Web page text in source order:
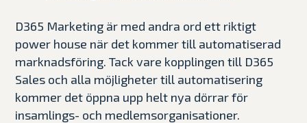
D365 Marketing är med andra ord ett riktigt
power house när det kommer till automatiserad
marknadsföring. Tack vare kopplingen till D365
Sales och alla möjligheter till automatisering
kommer det öppna upp helt nya dörrar för
insamlings- och medlemsorganisationer.